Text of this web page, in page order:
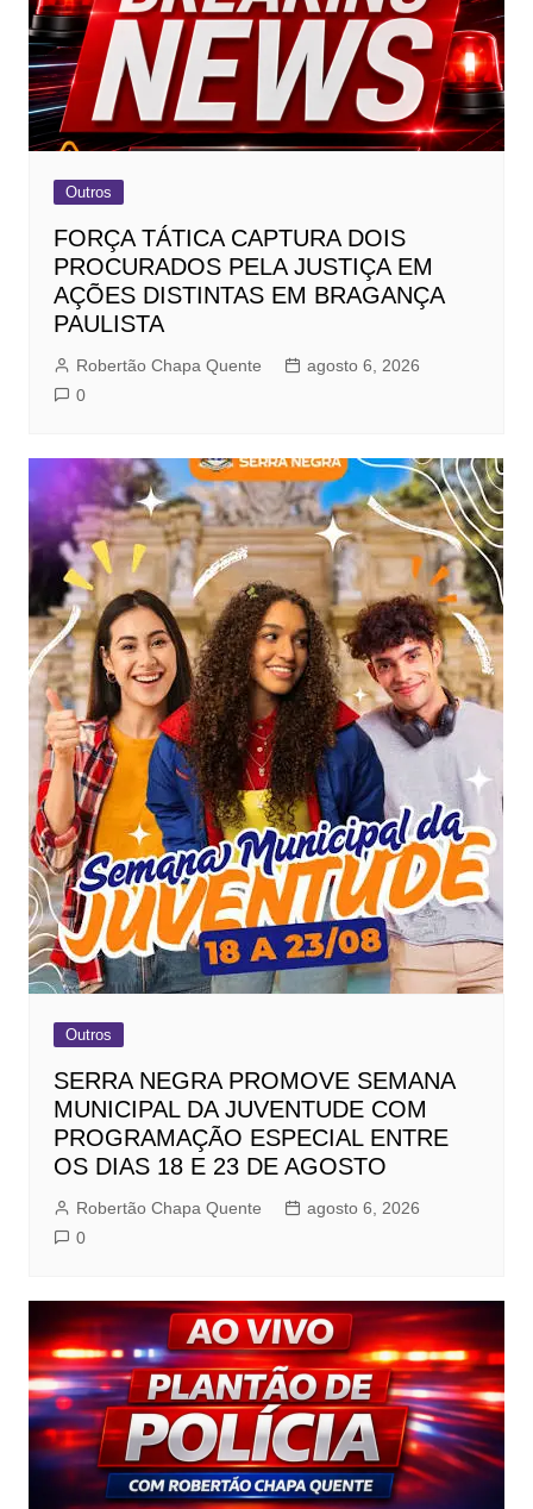
Outros
FORÇA TÁTICA CAPTURA DOIS
PROCURADOS PELA JUSTIÇA EM
AÇÕES DISTINTAS EM BRAGANÇA
PAULISTA
Robertão Chapa Quente
agosto 6, 2026
0
Outros
SERRA NEGRA PROMOVE SEMANA
MUNICIPAL DA JUVENTUDE COM
PROGRAMAÇÃO ESPECIAL ENTRE
OS DIAS 18 E 23 DE AGOSTO
Robertão Chapa Quente
agosto 6, 2026
0